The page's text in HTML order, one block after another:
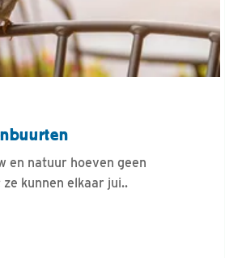
en natuur hoeven geen
kunnen elkaar jui..